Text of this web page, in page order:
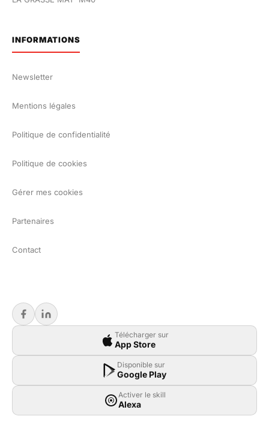
INFORMATIONS
Newsletter
Mentions légales
Politique de confidentialité
Politique de cookies
Gérer mes cookies
Partenaires
Contact
Télécharger sur
App Store
Disponible sur
Google Play
Activer le skill
Alexa